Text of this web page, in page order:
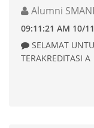
Alumni
09:11:21 AM 10/
SELAMAT
TERAKREDITASI A